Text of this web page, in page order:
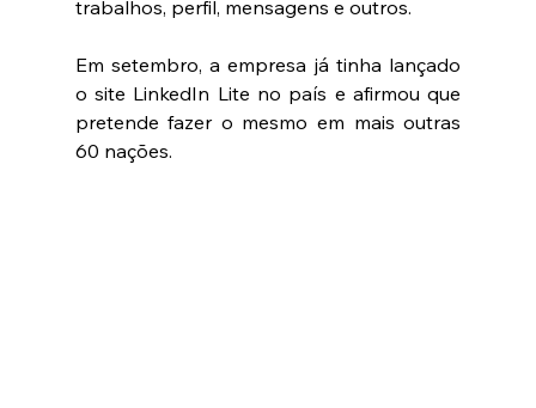
trabalhos, perfil, mensagens e outros.
Em setembro, a empresa já tinha lançado
o site LinkedIn Lite no país e afirmou que
pretende fazer o mesmo em mais outras
60 nações.